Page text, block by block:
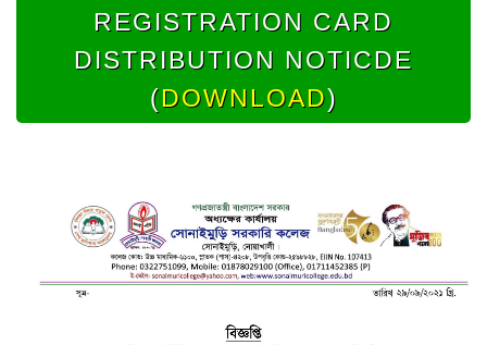
REGISTRATION CARD
DISTRIBUTION NOTICDE
(DOWNLOAD)